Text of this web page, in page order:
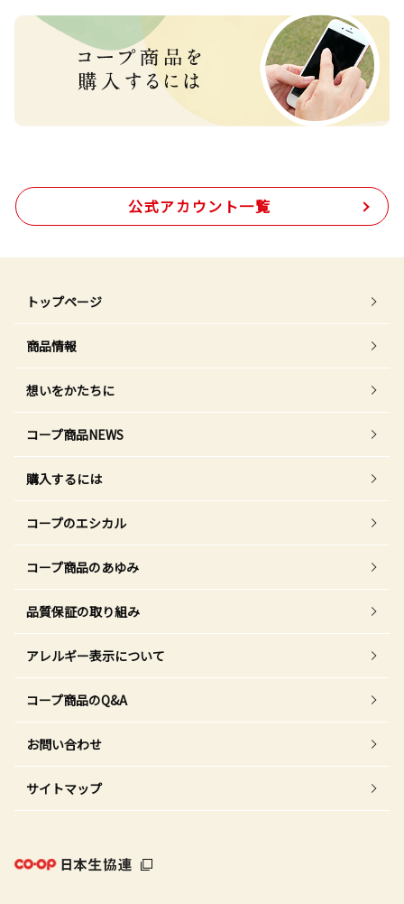
公式アカウント一覧
トップページ
商品情報
想いをかたちに
コープ商品NEWS
購入するには
コープのエシカル
コープ商品のあゆみ
品質保証の取り組み
アレルギー表示について
コープ商品のQ&A
お問い合わせ
サイトマップ